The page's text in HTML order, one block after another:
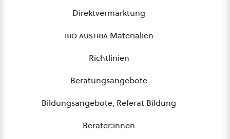
Direktvermarktung
bio austriaMaterialien
Richtlinien
Beratungsangebote
Bildungsangebote, Referat Bildung
Berater:innen